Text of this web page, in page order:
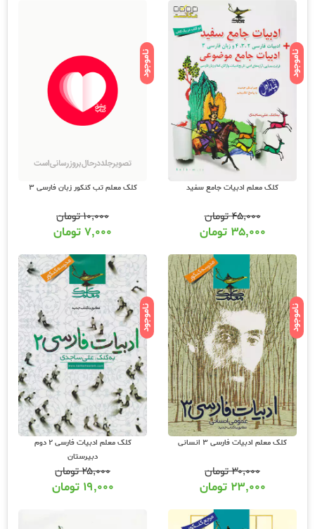
ناموجود
کلک معلم ادبیات جامع سفید
۴۵,۰۰۰تومان
۳۵,۰۰۰ تومان
ناموجود
کلک معلم تب کنکور زبان فارسی 3
۱۰,۰۰۰تومان
۷,۰۰۰ تومان
ناموجود
کلک معلم ادبیات فارسی 3 انسانی
۳۰,۰۰۰تومان
۲۳,۰۰۰ تومان
ناموجود
کلک معلم ادبیات فارسی 2 دوم
دبیرستان
۲۵,۰۰۰تومان
۱۹,۰۰۰ تومان